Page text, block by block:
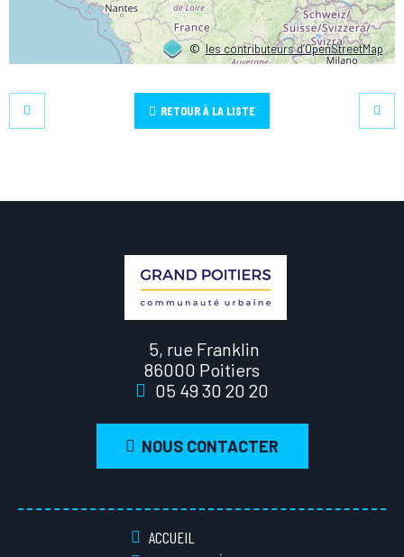
©les contributeurs d’OpenStreetMap
RETOUR À LA LISTE
5, rue Franklin
86000 Poitiers
05 49 30 20 20
NOUS CONTACTER
ACCUEIL